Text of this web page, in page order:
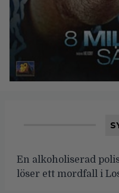
En alkoholiserad
löser ett mordfall i